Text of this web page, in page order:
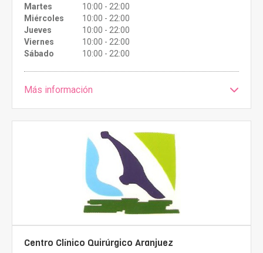
Martes
10:00 - 22:00
Miércoles
10:00 - 22:00
Jueves
10:00 - 22:00
Viernes
10:00 - 22:00
Sábado
10:00 - 22:00
Más información
Centro Clínico Quirúrgico Aranjuez